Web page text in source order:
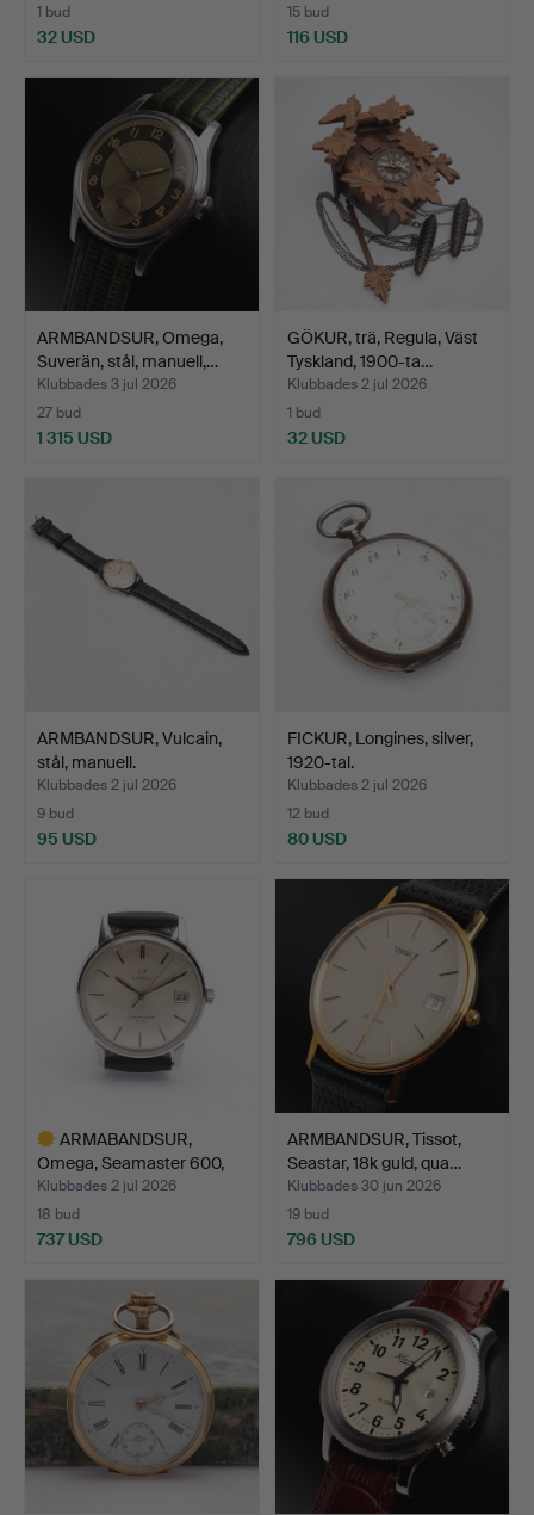
1 bud
32 USD
15 bud
116 USD
ARMBANDSUR, Omega,
Suverän, stål, manuell,…
Klubbades 3 jul 2026
27 bud
1 315 USD
GÖKUR, trä, Regula, Väst
Tyskland, 1900-ta…
Klubbades 2 jul 2026
1 bud
32 USD
ARMBANDSUR, Vulcain,
stål, manuell.
Klubbades 2 jul 2026
9 bud
95 USD
FICKUR, Longines, silver,
1920-tal.
Klubbades 2 jul 2026
12 bud
80 USD
ARMABANDSUR,
Omega, Seamaster 600,
stål, m…
Klubbades 2 jul 2026
18 bud
737 USD
ARMBANDSUR, Tissot,
Seastar, 18k guld, qua…
Klubbades 30 jun 2026
19 bud
796 USD